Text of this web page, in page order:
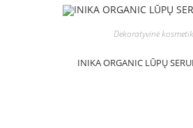
Dekoratyvinė
INIKA ORGANIC LŪPŲ